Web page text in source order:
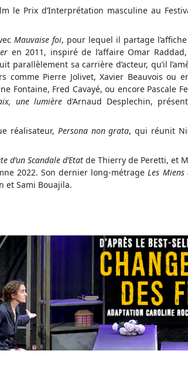
le Prix d’Interprétation masculine au
Mauvaise foi, pour lequel il partage l’affiche
en 2011, inspiré de l’affaire Omar
parallèlement sa carrière d’acteur, qu’il
comme Pierre Jolivet, Xavier Beauvois ou
Fontaine, Fred Cavayé, ou encore Pascale
une lumière d’Arnaud Desplechin,
réalisateur, Persona non grata, qui réunit
d’un Scandale d’Etat de Thierry de Peretti, et
2022. Son dernier long-métrageLes Miens
et Sami Bouajila.